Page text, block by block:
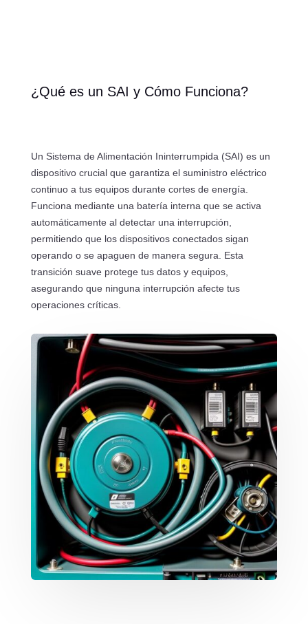
¿Qué es un SAI y Cómo Funciona?
Un Sistema de Alimentación Ininterrumpida (SAI) es un
dispositivo crucial que garantiza el suministro eléctrico
continuo a tus equipos durante cortes de energía.
Funciona mediante una batería interna que se activa
automáticamente al detectar una interrupción,
permitiendo que los dispositivos conectados sigan
operando o se apaguen de manera segura. Esta
transición suave protege tus datos y equipos,
asegurando que ninguna interrupción afecte tus
operaciones críticas.